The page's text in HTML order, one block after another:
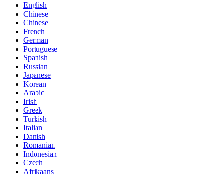
English
Chinese
Chinese
French
German
Portuguese
Spanish
Russian
Japanese
Korean
Arabic
Irish
Greek
Turkish
Italian
Danish
Romanian
Indonesian
Czech
Afrikaans